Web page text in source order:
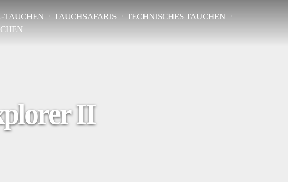
TAUCHEN TAUCHSAFARIS
TECHNISCHES TAUCHEN
II